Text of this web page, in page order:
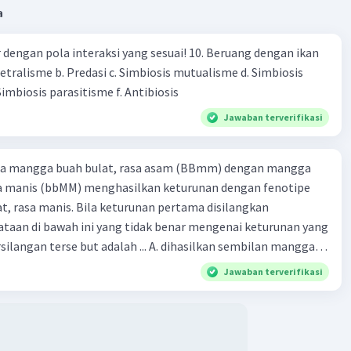
pola interaksi yang sesuai! 10. Beruang dengan ikan
b. Predasi c. Simbiosis mutualisme d. Simbiosis
parasitisme f. Antibiosis
Jawaban terverifikasi
mangga buah bulat, rasa asam (BBmm) dengan mangga
manis (bbMM) menghasilkan keturunan dengan fenotipe
rasa manis. Bila keturunan pertama disilangkan
di bawah ini yang tidak benar mengenai keturunan yang
but adalah ... A. dihasilkan sembilan mangga
asam C.
rasa manis D. dihasi lkan tiga mangga buah
Jawaban terverifikasi